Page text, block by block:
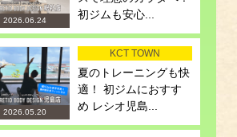
2026.06.24
初ジムも安心...
2026.05.20
KCT TOWN
夏のトレーニングも快
適！ 初ジムにおすす
め レシオ児島...